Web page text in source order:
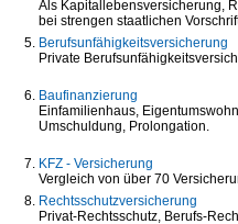
Als Kapitallebensversicherung,
bei strengen staatlichen
Berufsunfähigkeitsversicherung
Private
Baufinanzierung
Einfamilienhaus,
Umschuldung, Prolongation.
KFZ - Versicherung
Vergleich von über 70
Rechtsschutzversicherung
Privat-Rechtsschutz, Berufs-